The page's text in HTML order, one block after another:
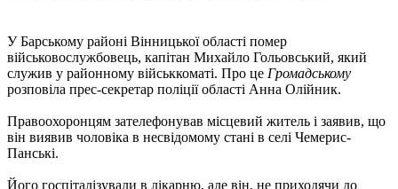
У Барському районі Вінницької області помер
військовослужбовець, капітан Михайло Гольовський, який
служив у районному військкоматі. Про це Громадському
розповіла прес-секретар поліції області Анна Олійник.
Правоохоронцям зателефонував місцевий житель і заявив, що
він виявив чоловіка в несвідомому стані в селі Чемерис-
Панські.
Його госпіталізували в лікарню, але він, не приходячи до